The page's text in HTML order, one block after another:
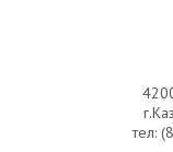
тел: